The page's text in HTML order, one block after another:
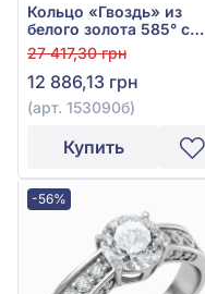
Кольцо «Гвоздь» из
белого золота 585° с
фианитом, арт. 153090б
27 417,30 грн
12 886,13 грн
(арт. 153090б)
Купить
-56%